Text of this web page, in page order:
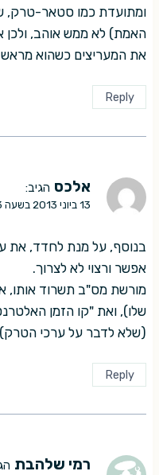
ומתועדת כמו סטאר-
האמת) לא ממש אוהב, ולכן
את המעריצים כשהוא מראש
Reply
אלכס הגיב:
13 ביוני 2013 בשעה 0:23
בנוסף, על מנת לחדד, את
אפשר ורצוי לא לצרוך.
מורשת מס"ב תשרוד אותו,
שלו), ואת "קו הזמן
(שלא לדבר על ערכי
Reply
רמי שלהבת